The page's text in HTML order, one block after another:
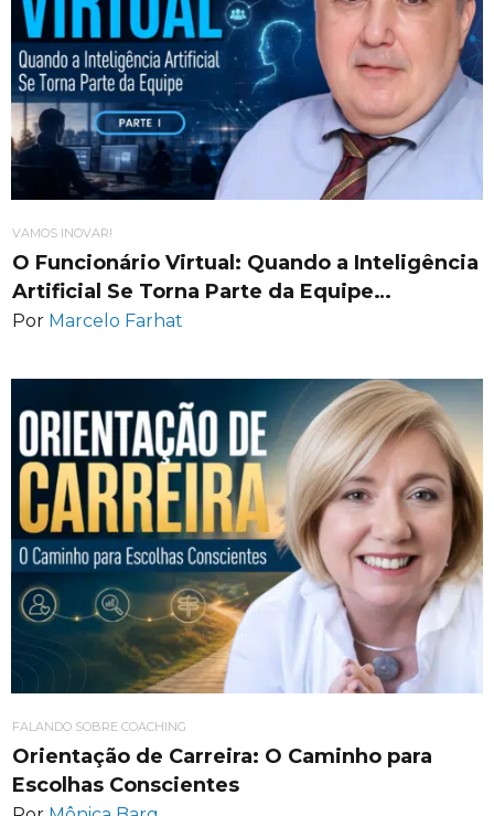
VAMOS INOVAR!
O Funcionário Virtual: Quando a Inteligência
Artificial Se Torna Parte da Equipe…
Por Marcelo Farhat
FALANDO SOBRE COACHING
Orientação de Carreira: O Caminho para
Escolhas Conscientes